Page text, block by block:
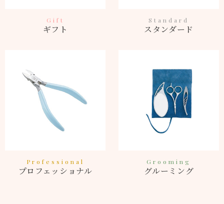
Gift
ギフト
Standard
スタンダード
Professional
プロフェッショナル
Grooming
グルーミング